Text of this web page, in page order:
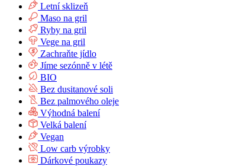
Letní sklizeň
Maso na gril
Ryby na gril
Vege na gril
Zachraňte jídlo
Jíme sezónně v létě
BIO
Bez dusitanové soli
Bez palmového oleje
Výhodná balení
Velká balení
Vegan
Low carb výrobky
Dárkové poukazy